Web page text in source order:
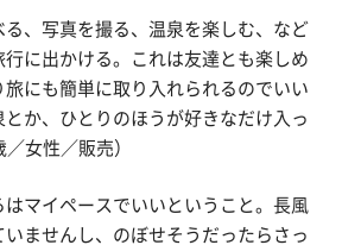
る、写真を撮る、温泉を楽しむ、など
に出かける。これは友達とも楽しめ
旅にも簡単に取り入れられるのでいい
か、ひとりのほうが好きなだけ入っ
女性／販売）
マイペースでいいということ。長風
ませんし、のぼせそうだったらさっ